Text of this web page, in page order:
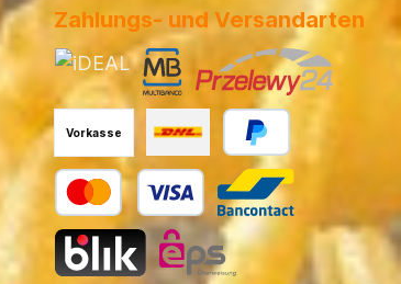
Zahlungs- und Versandarten
Vorkasse